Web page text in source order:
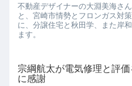
不動産デザイナーの大淵美海さ
と、宮崎市情勢とフロンガス対
に、分譲住宅と秋田学、また岸
ます。
宗綱航太が電気修理と評
に感謝